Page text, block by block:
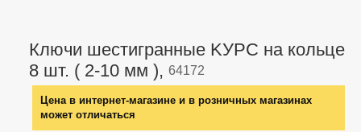
Ключи шестигранные KУРС на кольце
8 шт. ( 2-10 мм ), 64172
Цена в интернет-магазине и в розничных магазинах
может отличаться